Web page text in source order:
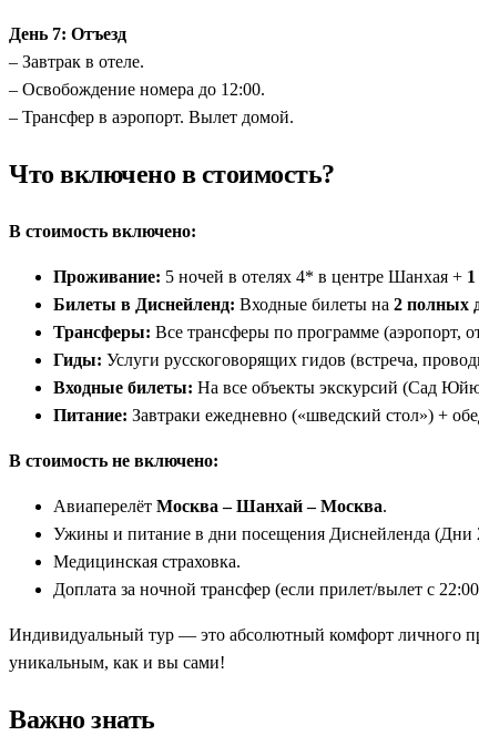
День 7: Отъезд
– Завтрак в отеле.
– Освобождение номера до 12:00.
– Трансфер в аэропорт. Вылет домой.
Что включено в стоимость?
В стоимость включено:
Проживание: 5 ночей в отелях 4* в центре Шанхая +
Билеты в Диснейленд: Входные билеты на 2 полных
Трансферы: Все трансферы по программе (аэропорт,
Гиды: Услуги русскоговорящих гидов (встреча,
Входные билеты: На все объекты экскурсий (Сад
Питание: Завтраки ежедневно («шведский стол») +
В стоимость не включено:
Авиаперелёт Москва – Шанхай – Москва.
Ужины и питание в дни посещения Диснейленда (Дни
Медицинская страховка.
Доплата за ночной трансфер (если прилет/вылет с
Индивидуальный тур — это абсолютный комфорт личного
уникальным, как и вы сами!
Важно знать